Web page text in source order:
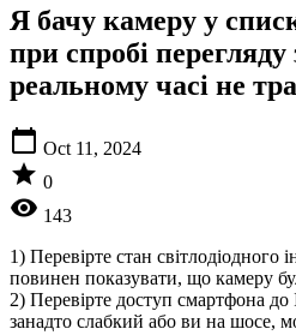
Я бачу камеру у
при спробі
реальному часі не
calendar_today Oct 11, 2024
star 0
visibility 143
1) Перевірте стан світлодіодного
повинен показувати, що камеру
2) Перевірте доступ смартфона
занадто слабкий або ви на шосе,